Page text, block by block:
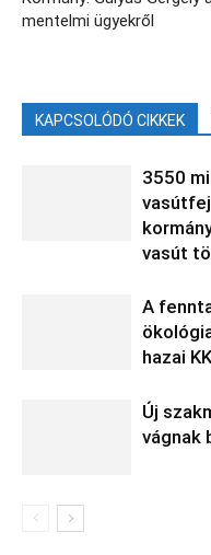
mentelmi ügyekről
KAPCSOLÓDÓ CIKKEK
3550
vasút
A
hazai
Új
vágnak